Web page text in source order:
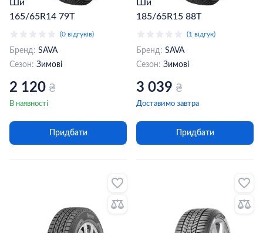
Шина Sava Eskimo S3+
165/65R14 79T
(0 відгуків)
Бренд: SAVA
Сезон: Зимові
2 120 ₴
В наявності
Придбати
Шина Sava Eskimo S3+
185/65R15 88T
(1 відгук)
Бренд: SAVA
Сезон: Зимові
3 039 ₴
Доставимо завтра
Придбати